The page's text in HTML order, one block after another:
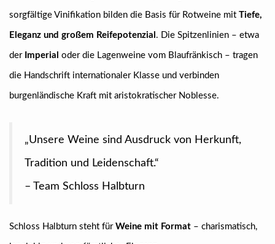
sorgfältige Vinifikation bilden die Basis für Rotweine mit Tiefe,
Eleganz und großem Reifepotenzial . Die Spitzenlinien – etwa
der Imperial oder die Lagenweine vom Blaufränkisch – tragen
die Handschrift internationaler Klasse und verbinden
burgenländische Kraft mit aristokratischer Noblesse.
„Unsere Weine sind Ausdruck von Herkunft,
Tradition und Leidenschaft.“
– Team Schloss Halbturn
Schloss Halbturn steht für Weine mit Format – charismatisch,